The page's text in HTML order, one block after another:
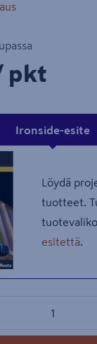
pkt
Ironside-esite
Löydä
tuotteet.
esitettä